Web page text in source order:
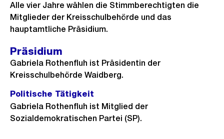
Alle vier Jahre wählen die Stimmberechtigten die
Mitglieder der Kreisschulbehörde und das
hauptamtliche Präsidium.
Präsidium
Gabriela Rothenfluh ist Präsidentin der
Kreisschulbehörde Waidberg.
Politische Tätigkeit
Gabriela Rothenfluh ist Mitglied der
Sozialdemokratischen Partei (SP).